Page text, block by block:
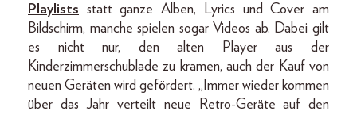
Playlists statt ganze Alben, Lyrics und Cover am
Bildschirm, manche spielen sogar Videos ab. Dabei gilt
es nicht nur, den alten Player aus der
Kinderzimmerschublade zu kramen, auch der Kauf von
neuen Geräten wird gefördert. „Immer wieder kommen
über das Jahr verteilt neue Retro-Geräte auf den